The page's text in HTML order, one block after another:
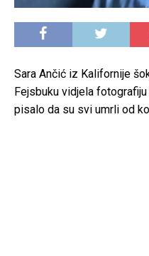
Sara Ančić iz Kalifornije
Fejsbuku vidjela
pisalo da su svi umrli od